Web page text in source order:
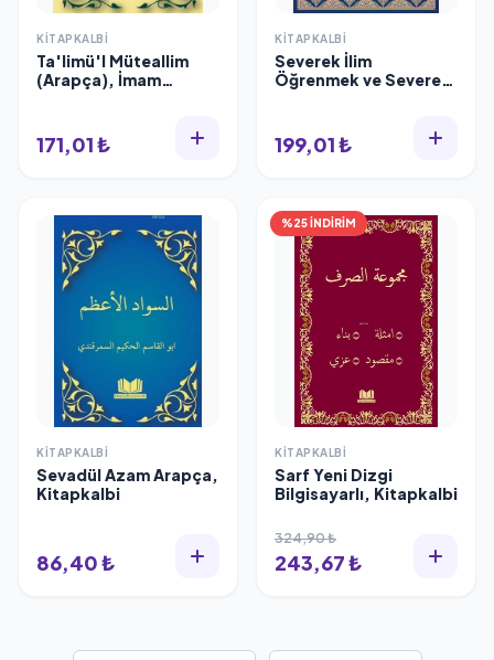
KITAPKALBI
Ta'limü'l Müteallim
(Arapça), İmam
171,01 ₺
KITAPKALBI
Severek İlim
Öğrenmek ve Severek
199,01 ₺
KITAPKALBI
Sevadül Azam Arapça,
Kitapkalbi
86,40 ₺
%25 İNDİRİM
KITAPKALBI
Sarf Yeni Dizgi
Bilgisayarlı, Kitapkalbi
324,90 ₺
243,67 ₺